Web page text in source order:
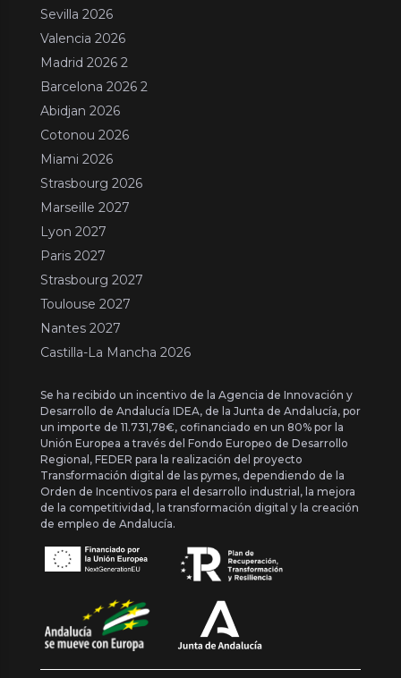
Sevilla 2026
Valencia 2026
Madrid 2026 2
Barcelona 2026 2
Abidjan 2026
Cotonou 2026
Miami 2026
Strasbourg 2026
Marseille 2027
Lyon 2027
Paris 2027
Strasbourg 2027
Toulouse 2027
Nantes 2027
Castilla-La Mancha 2026
Se ha recibido un incentivo de la Agencia de Innovación y
Desarrollo de Andalucía IDEA, de la Junta de Andalucía, por
un importe de 11.731,78€, cofinanciado en un 80% por la
Unión Europea a través del Fondo Europeo de Desarrollo
Regional, FEDER para la realización del proyecto
Transformación digital de las pymes, dependiendo de la
Orden de Incentivos para el desarrollo industrial, la mejora
de la competitividad, la transformación digital y la creación
de empleo de Andalucía.